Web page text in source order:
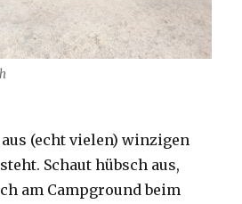
(echt vielen) winzigen
Schaut hübsch aus,
am Campground beim